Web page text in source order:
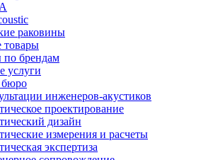
раковины
товары
брендам
услуги
бюро
инженеров-акустиков
проектирование
дизайн
измерения и расчеты
экспертиза